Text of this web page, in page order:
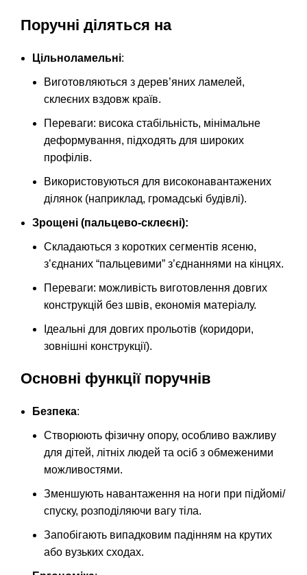
Поручні діляться на
Цільноламельні:
Виготовляються з дерев’яних ламелей,
склеєних вздовж країв.
Переваги: висока стабільність, мінімальне
деформування, підходять для широких
профілів.
Використовуються для високонавантажених
ділянок (наприклад, громадські будівлі).
Зрощені (пальцево-склеєні):
Складаються з коротких сегментів ясеню,
з’єднаних “пальцевими” з’єднаннями на кінцях.
Переваги: можливість виготовлення довгих
конструкцій без швів, економія матеріалу.
Ідеальні для довгих прольотів (коридори,
зовнішні конструкції).
Основні функції поручнів
Безпека:
Створюють фізичну опору, особливо важливу
для дітей, літніх людей та осіб з обмеженими
можливостями.
Зменшують навантаження на ноги при підйомі/
спуску, розподіляючи вагу тіла.
Запобігають випадковим падінням на крутих
або вузьких сходах.